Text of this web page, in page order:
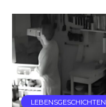
LEBENSGESCHICHTEN